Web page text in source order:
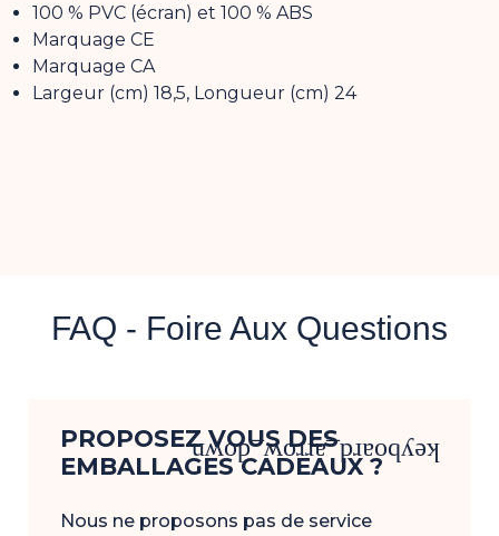
100 % PVC (écran) et 100 % ABS
Marquage CE
Marquage CA
Largeur (cm) 18,5, Longueur (cm) 24
FAQ - Foire Aux Questions
PROPOSEZ VOUS DES
EMBALLAGES CADEAUX ?
keyboard_arrow_down
Nous ne proposons pas de service